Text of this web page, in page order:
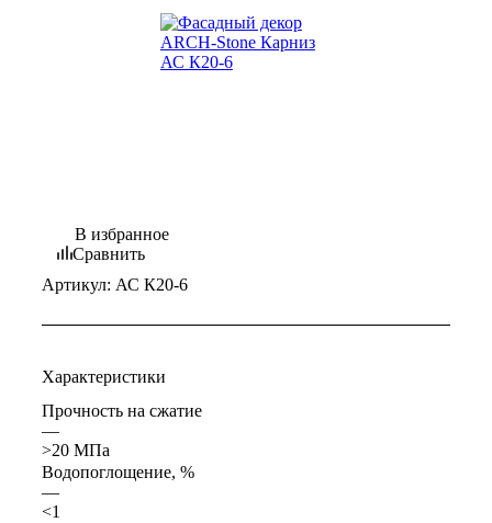
В избранное
Сравнить
Артикул: АС К20-6
Характеристики
Прочность на сжатие
—
>20 МПа
Водопоглощение, %
—
<1